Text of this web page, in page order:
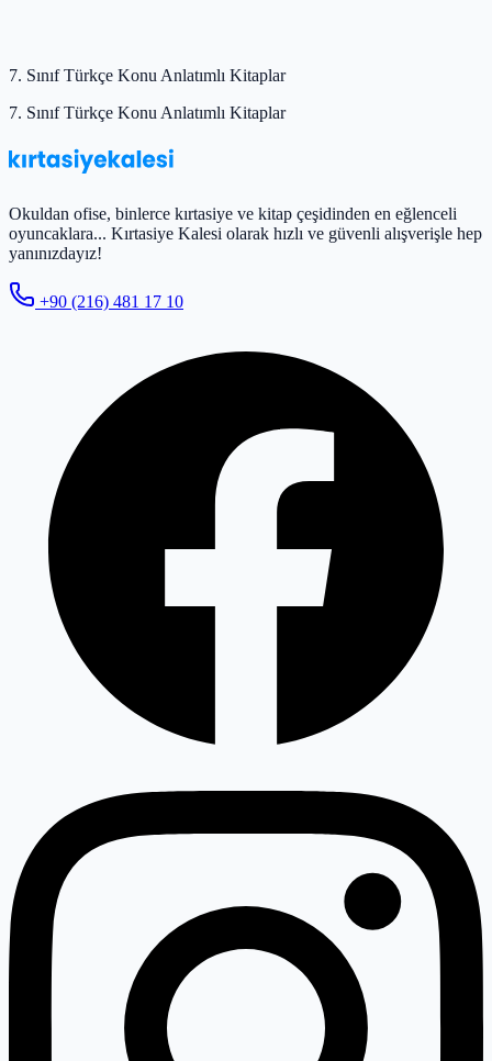
7. Sınıf Türkçe Konu Anlatımlı Kitaplar
7. Sınıf Türkçe Konu Anlatımlı Kitaplar
Okuldan ofise, binlerce kırtasiye ve kitap çeşidinden en eğlenceli
oyuncaklara... Kırtasiye Kalesi olarak hızlı ve güvenli alışverişle hep
yanınızdayız!
+90 (216) 481 17 10